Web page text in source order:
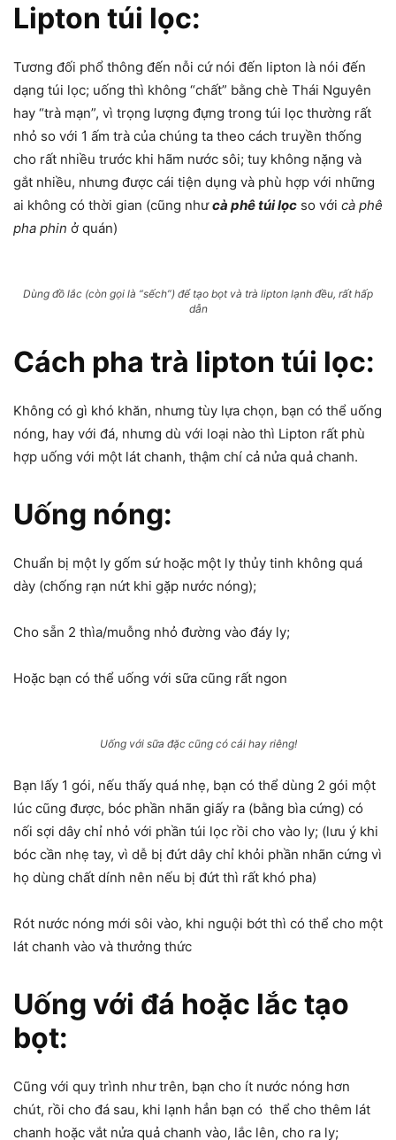
Lipton túi lọc:
Tương đối phổ thông đến nỗi cứ nói đến lipton là nói đến
dạng túi lọc; uống thì không “chất” bằng chè Thái Nguyên
hay “trà mạn”, vì trọng lượng đựng trong túi lọc thường rất
nhỏ so với 1 ấm trà của chúng ta theo cách truyền thống
cho rất nhiều trước khi hãm nước sôi; tuy không nặng và
gắt nhiều, nhưng được cái tiện dụng và phù hợp với những
ai không có thời gian (cũng nhưcà phê túi lọc so với cà phê
pha phin ở quán)
Dùng đồ lắc (còn gọi là “sếch”) để tạo bọt và trà lipton lạnh đều, rất hấp
dẫn
Cách pha trà lipton túi lọc:
Không có gì khó khăn, nhưng tùy lựa chọn, bạn có thể uống
nóng, hay với đá, nhưng dù với loại nào thì Lipton rất phù
hợp uống với một lát chanh, thậm chí cả nửa quả chanh.
Uống nóng:
Chuẩn bị một ly gốm sứ hoặc một ly thủy tinh không quá
dày (chống rạn nứt khi gặp nước nóng);
Cho sẵn 2 thìa/muỗng nhỏ đường vào đáy ly;
Hoặc bạn có thể uống với sữa cũng rất ngon
Uống với sữa đặc cũng có cái hay riêng!
Bạn lấy 1 gói, nếu thấy quá nhẹ, bạn có thể dùng 2 gói một
lúc cũng được, bóc phần nhãn giấy ra (bằng bìa cứng) có
nối sợi dây chỉ nhỏ với phần túi lọc rồi cho vào ly; (lưu ý khi
bóc cần nhẹ tay, vì dễ bị đứt dây chỉ khỏi phần nhãn cứng vì
họ dùng chất dính nên nếu bị đứt thì rất khó pha)
Rót nước nóng mới sôi vào, khi nguội bớt thì có thể cho một
lát chanh vào và thưởng thức
Uống với đá hoặc lắc tạo
bọt:
Cũng với quy trình như trên, bạn cho ít nước nóng hơn
chút, rồi cho đá sau, khi lạnh hẳn bạn có thể cho thêm lát
chanh hoặc vắt nửa quả chanh vào, lắc lên, cho ra ly;